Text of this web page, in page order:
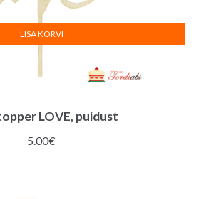
LOVE, puidust
5.00€
LISA KORVI